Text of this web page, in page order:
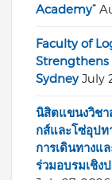
Academy”
Faculty of
Strengthens
Sydney July
นิสิตแขนงวิชา
กส์และโซ่อุป
การเดินทางแ
ร่วมอบรมเชิง